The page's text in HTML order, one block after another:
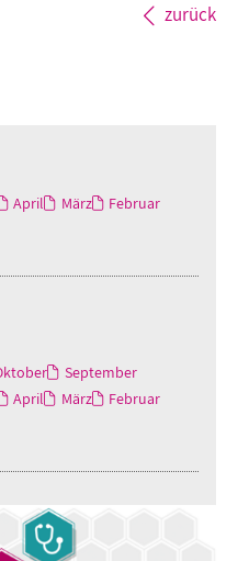
zurück
April März
Februar
September
April März
Februar